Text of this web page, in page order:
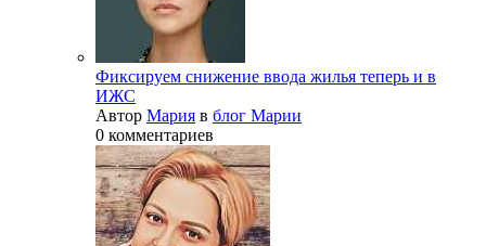
Фиксируем снижение ввода жилья теперь и в
ИЖС
Автор Мария в блог Марии
0 комментариев